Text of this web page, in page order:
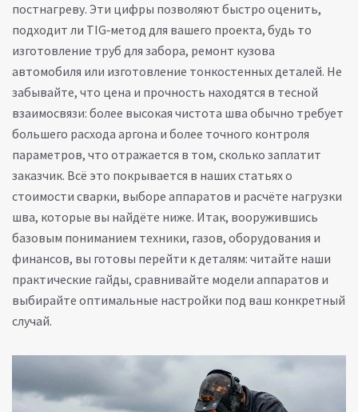
постнагреву. Эти цифры позволяют быстро оценить,
подходит ли TIG‑метод для вашего проекта, будь то
изготовление труб для забора, ремонт кузова
автомобиля или изготовление тонкостенных деталей. Не
забывайте, что цена и прочность находятся в тесной
взаимосвязи: более высокая чистота шва обычно требует
большего расхода аргона и более точного контроля
параметров, что отражается в том, сколько заплатит
заказчик. Всё это покрывается в наших статьях о
стоимости сварки, выборе аппаратов и расчёте нагрузки
шва, которые вы найдёте ниже. Итак, вооружившись
базовым пониманием техники, газов, оборудования и
финансов, вы готовы перейти к деталям: читайте наши
практические гайды, сравнивайте модели аппаратов и
выбирайте оптимальные настройки под ваш конкретный
случай.